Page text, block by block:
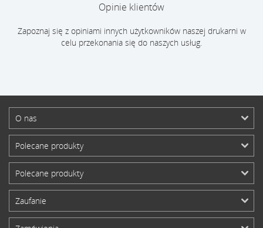
Opinie klientów
Zapoznaj się z opiniami innych użytkowników naszej drukarni w
celu przekonania się do naszych usług.
O nas
Polecane produkty
Polecane produkty
Zaufanie